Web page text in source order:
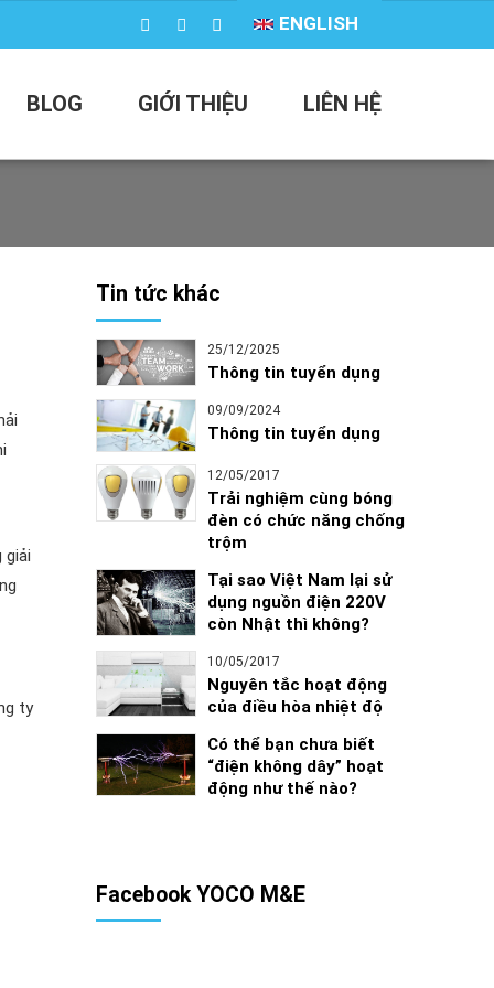
ENGLISH
BLOG GIỚI THIỆU LIÊN HỆ
giải
ty
Tin tức khác
25/12/2025
Thông tin tuyển dụng
09/09/2024
Thông tin tuyển dụng
12/05/2017
Trải nghiệm cùng bóng
đèn có chức năng chống
trộm
Tại sao Việt Nam lại sử
dụng nguồn điện 220V
còn Nhật thì không?
10/05/2017
Nguyên tắc hoạt động
của điều hòa nhiệt độ
Có thể bạn chưa biết
“điện không dây” hoạt
động như thế nào?
Facebook YOCO M&E